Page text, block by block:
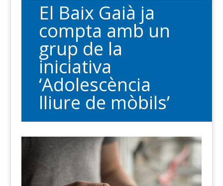
El Baix Gaià ja
compta amb un
grup de la
iniciativa
‘Adolescència
lliure de mòbils’